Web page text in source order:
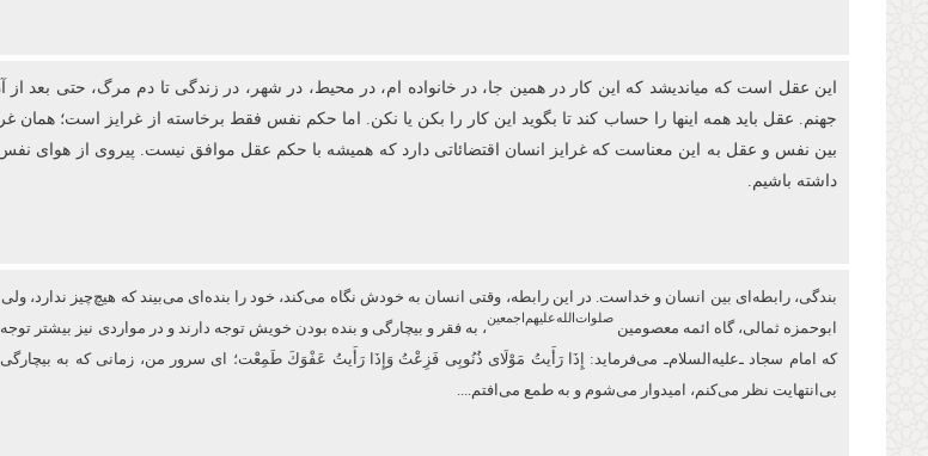
این عقل است که میاندیشد که این کار در همین جا، در خانواده ام، در محیط، در شهر، در زندگی تا دم مرگ، حتی بعد
جهنم. عقل باید همه اینها را حساب کند تا بگوید این کار را بکن یا نکن. اما حکم نفس فقط برخاسته از غرایز است؛ همان
بین نفس و عقل به این معناست که غرایز انسان اقتضائاتی دارد که همیشه با حکم عقل موافق نیست. پیروی از هوای
داشته باشیم.
بندگی، رابطه‌ای بین انسان و خداست. در این رابطه، وقتی انسان به خودش نگاه می‌کند، خود را بنده‌ای می‌بیند که هیچ‌چیز ندارد،
ابو‌حمزه ثمالی، گاه ائمه معصومین
صلوات‌‌الله‌‌عليهم‌‌اجمعين
، به فقر و بیچارگی و بنده بودن خویش توجه دارند و در مواردی نیز
كه امام سجاد ـ‌علیه‌السلام‌ـ می‌فرماید: إِذَا رَأَیتُ مَوْلَای ذُنُوبِی فَزِعْتُ وَإِذَا رَأَیتُ عَفْوَكَ طَمِعْت؛ ای سرور من، زمانی که به
بی‌انتهایت نظر می‌کنم، امیدوار ‏می‌شوم و به طمع می‌افتم....